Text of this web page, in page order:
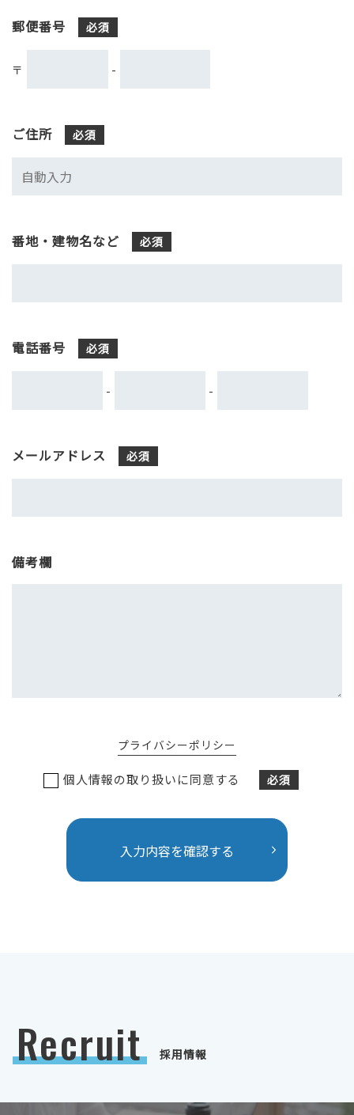
郵便番号 必須
〒 -
ご住所 必須
番地・建物名など 必須
電話番号 必須
- -
メールアドレス 必須
備考欄
プライバシーポリシー
個人情報の取り扱いに同意する 必須
Recruit 採用情報